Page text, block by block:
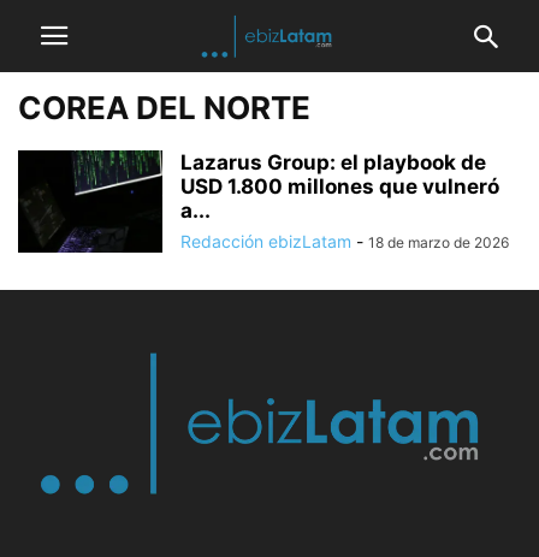
COREA DEL NORTE
Lazarus Group: el playbook de
USD 1.800 millones que vulneró
a...
Redacción ebizLatam - 18 de marzo de 2026